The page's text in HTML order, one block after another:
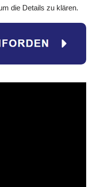
die Details zu klären.